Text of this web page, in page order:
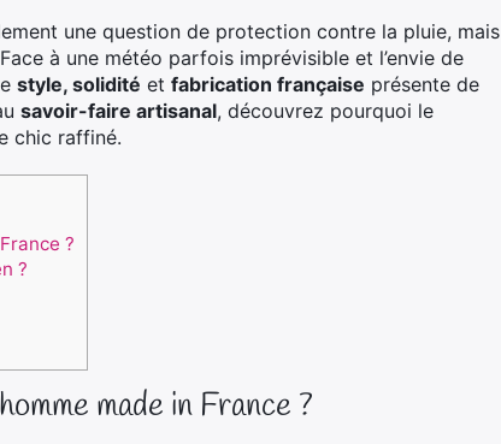
une question de protection contre la pluie, mais
à une météo parfois imprévisible et l’envie de
style, solidité et fabrication française présente de
savoir-faire artisanal, découvrez pourquoi le
chic raffiné.
?
?
made in France ?